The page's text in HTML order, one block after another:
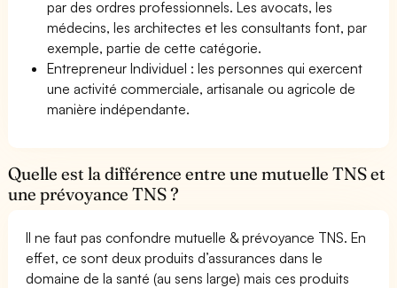
par des ordres professionnels. Les avocats, les
médecins, les architectes et les consultants font, par
exemple, partie de cette catégorie.
Entrepreneur Individuel : les personnes qui exercent
une activité commerciale, artisanale ou agricole de
manière indépendante.
Quelle est la différence entre une mutuelle TNS et
une prévoyance TNS ?
Il ne faut pas confondre mutuelle & prévoyance TNS. En
effet, ce sont deux produits d’assurances dans le
domaine de la santé (au sens large) mais ces produits